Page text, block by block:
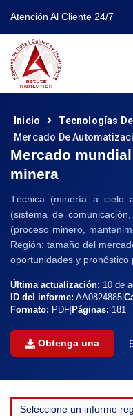
Atención Al Cliente 24/7
Inicio
Tecnologías
Mercado De
Mercado
minera
Técnica (minería a cielo
(sistema de
(proceso minero,
Región: tamaño del
oportunidades y pronóstico
Última actualización: 10 de
ID del informe: AA0824885
Formato: PDF Páginas: 181
Obtenga una